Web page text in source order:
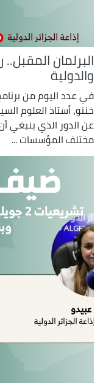
البرلمان المقبل..
والدولية
في عدد اليوم من
خننو، أستاذ العلوم
عن الدور الذي ينبغي
مختلف المؤسسات ...